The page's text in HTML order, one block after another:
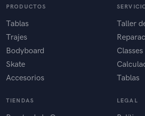
PRODUCTOS
Tablas
Trajes
Bodyboard
Skate
Accesorios
Taller
Tablas
TIENDAS LEGAL